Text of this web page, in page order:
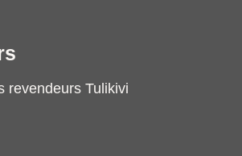
revendeurs Tulikivi